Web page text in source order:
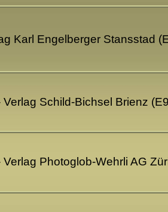
Karl Engelberger Stansstad
Schild-Bichsel Brienz
Photoglob-Wehrli AG